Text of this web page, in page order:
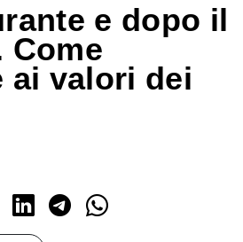
e dopo il
Come
ai valori dei